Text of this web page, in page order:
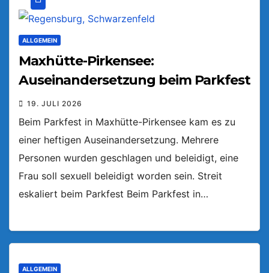
ALLGEMEIN
Maxhütte-Pirkensee:
Auseinandersetzung beim Parkfest
19. JULI 2026
Beim Parkfest in Maxhütte-Pirkensee kam es zu
einer heftigen Auseinandersetzung. Mehrere
Personen wurden geschlagen und beleidigt, eine
Frau soll sexuell beleidigt worden sein. Streit
eskaliert beim Parkfest Beim Parkfest in…
ALLGEMEIN